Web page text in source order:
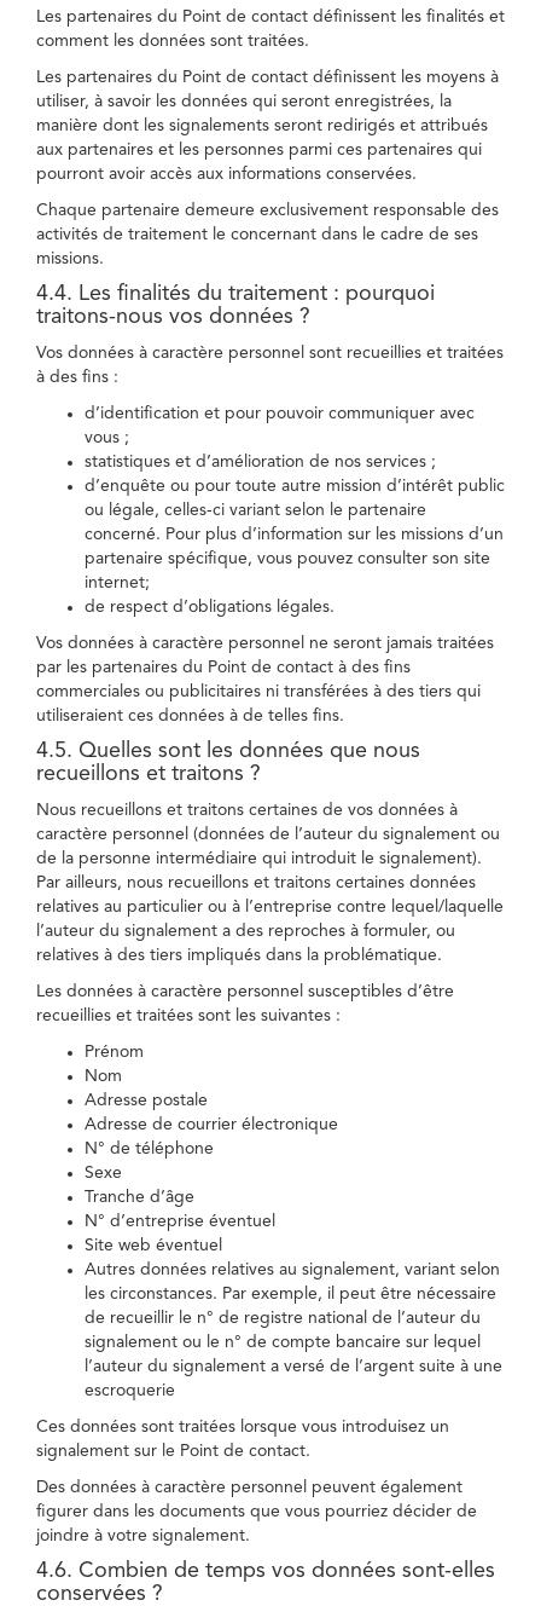
Les partenaires du Point de contact définissent les finalités et
comment les données sont traitées.
Les partenaires du Point de contact définissent les moyens à
utiliser, à savoir les données qui seront enregistrées, la
manière dont les signalements seront redirigés et attribués
aux partenaires et les personnes parmi ces partenaires qui
pourront avoir accès aux informations conservées.
Chaque partenaire demeure exclusivement responsable des
activités de traitement le concernant dans le cadre de ses
missions.
4.4. Les finalités du traitement : pourquoi
traitons-nous vos données ?
Vos données à caractère personnel sont recueillies et traitées
à des fins :
d’identification et pour pouvoir communiquer avec
vous ;
statistiques et d’amélioration de nos services ;
d’enquête ou pour toute autre mission d’intérêt public
ou légale, celles-ci variant selon le partenaire
concerné. Pour plus d’information sur les missions d’un
partenaire spécifique, vous pouvez consulter son site
internet;
de respect d’obligations légales.
Vos données à caractère personnel ne seront jamais traitées
par les partenaires du Point de contact à des fins
commerciales ou publicitaires ni transférées à des tiers qui
utiliseraient ces données à de telles fins.
4.5. Quelles sont les données que nous
recueillons et traitons ?
Nous recueillons et traitons certaines de vos données à
caractère personnel (données de l’auteur du signalement ou
de la personne intermédiaire qui introduit le signalement).
Par ailleurs, nous recueillons et traitons certaines données
relatives au particulier ou à l’entreprise contre lequel/laquelle
l’auteur du signalement a des reproches à formuler, ou
relatives à des tiers impliqués dans la problématique.
Les données à caractère personnel susceptibles d’être
recueillies et traitées sont les suivantes :
Prénom
Nom
Adresse postale
Adresse de courrier électronique
N° de téléphone
Sexe
Tranche d’âge
N° d’entreprise éventuel
Site web éventuel
Autres données relatives au signalement, variant selon
les circonstances. Par exemple, il peut être nécessaire
de recueillir le n° de registre national de l’auteur du
signalement ou le n° de compte bancaire sur lequel
l’auteur du signalement a versé de l’argent suite à une
escroquerie
Ces données sont traitées lorsque vous introduisez un
signalement sur le Point de contact.
Des données à caractère personnel peuvent également
figurer dans les documents que vous pourriez décider de
joindre à votre signalement.
4.6. Combien de temps vos données sont-elles
conservées ?